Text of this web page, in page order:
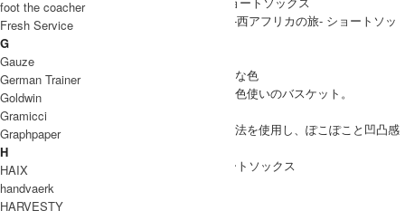
meri ja kuu(メリヤクー)より、ひとつのかご -西アフリカの旅- ショートソッ
クス。
バオバブの木の下 彼女たちの笑い声
ほのかに香る水草 そこに交じり合う鮮やかな色
セネガルの伝統的な技法で編まれたポップな色使いのバスケット。
バスケットの細かな編み模様を模して、
綿麻の糸をベースに、フロートと呼ばれる技法を使用し、ぽこぽこと凹凸感
を出して編んだ靴下です。
meri ja kuu(メリヤクー) ひとつのかご ショートソックス
ブランド紹介
foot the coacher
Fresh Service
G
Gauze
German Trainer
Goldwin
Gramicci
Graphpaper
H
HAIX
handvaerk
HARVESTY